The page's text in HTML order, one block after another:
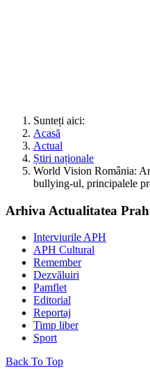
Sunteți aici:
Acasă
Actual
Știri naționale
World Vision România:
bullying-ul, principalele
Arhiva Actualitatea
Interviurile APH
APH Cultural
Remember
Dezvăluiri
Pamflet
Editorial
Reportaj
Timp liber
Sport
Back To Top